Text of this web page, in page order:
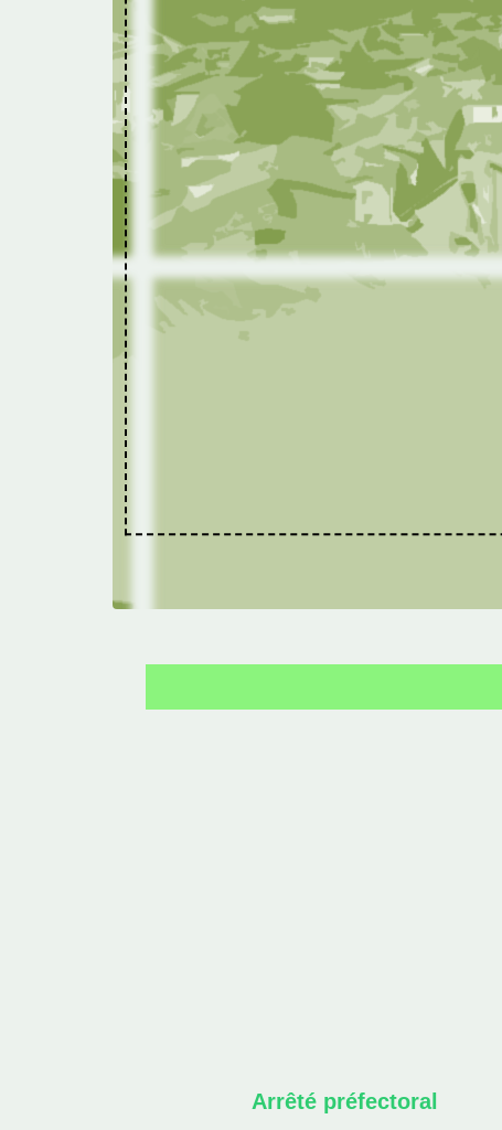
Arrêté préfectoral